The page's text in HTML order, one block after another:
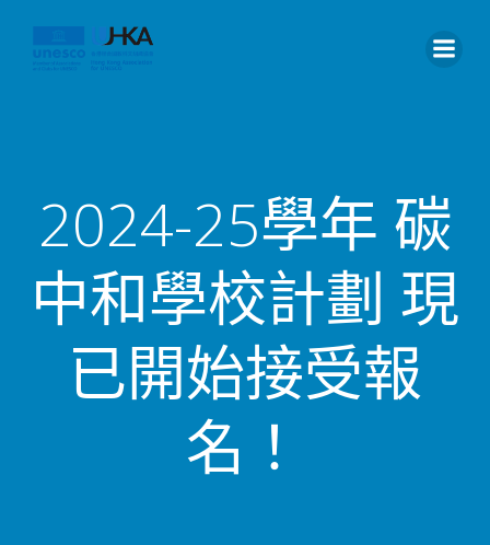
2024-25學年 碳
中和學校計劃 現
已開始接受報
名！